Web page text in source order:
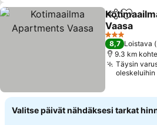
Jaa Lisää
Vaasa
3 Tähtiluokitus
8,7 Loistava
9.3 km
Täysin
oleskeluihin
Valitse päivät nähdäksesi tarkat